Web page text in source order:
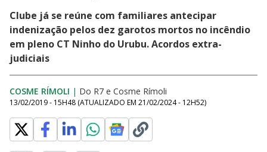
Clube já se reúne com familiares antecipar
indenização pelos dez garotos mortos no incêndio
em pleno CT Ninho do Urubu. Acordos extra-
judiciais
COSME RÍMOLI | Do R7 e Cosme Rímoli
13/02/2019 - 15H48 (ATUALIZADO EM 21/02/2024 - 12H52)